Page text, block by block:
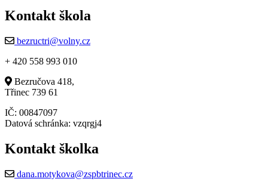
Kontakt škola
bezructri@volny.cz
+ 420 558 993 010
Bezručova 418,
Třinec 739 61
IČ: 00847097
Datová schránka: vzqrgj4
Kontakt školka
dana.motykova@zspbtrinec.cz